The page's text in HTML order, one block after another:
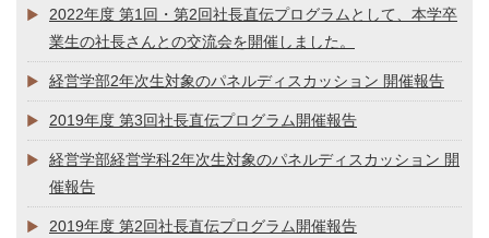
2022年度 第1回・第2回社長直伝プログラムとして、本学卒
業生の社長さんとの交流会を開催しました。
経営学部2年次生対象のパネルディスカッション 開催報告
2019年度 第3回社長直伝プログラム開催報告
経営学部経営学科2年次生対象のパネルディスカッション 開
催報告
2019年度 第2回社長直伝プログラム開催報告